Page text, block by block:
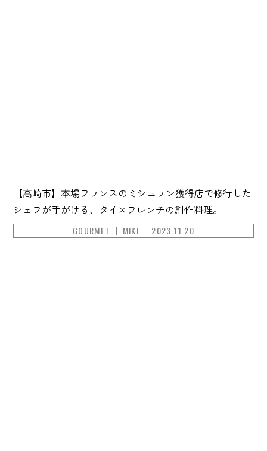
【高崎市】本場フランスのミシュラン獲得店で修行した
シェフが手がける、タイ×フレンチの創作料理。
GOURMET MIKI 2023.11.20